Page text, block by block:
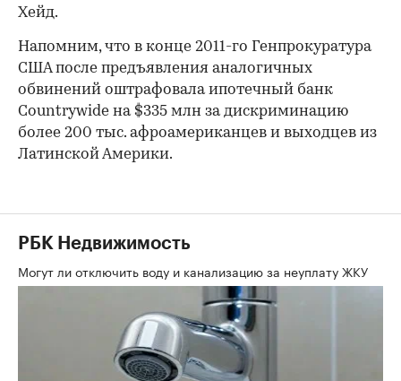
Хейд.
Напомним, что в конце 2011-го Генпрокуратура
США после предъявления аналогичных
обвинений оштрафовала ипотечный банк
Countrywide на $335 млн за дискриминацию
более 200 тыс. афроамериканцев и выходцев из
Латинской Америки.
РБК Недвижимость
Могут ли отключить воду и канализацию за неуплату ЖКУ